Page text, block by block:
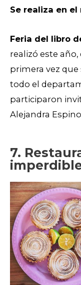
Se realiza en
Feria del libro
realizó este año,
primera vez que
todo el
participaron
Alejandra
7.